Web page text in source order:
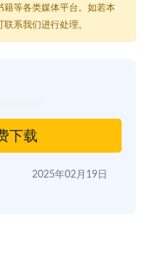
籍等各类媒体平台。如若本
系我们进行处理。
下载
2025年02月19日